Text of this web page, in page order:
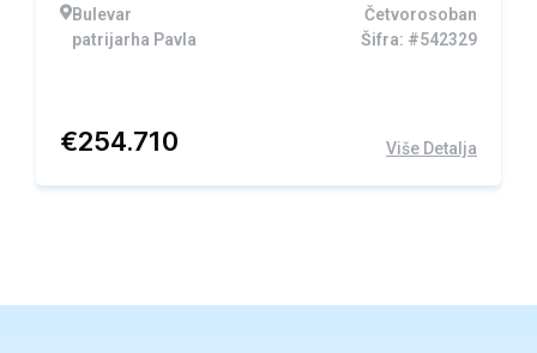
Bulevar
patrijarha Pavla
Četvorosoban
Šifra: #542329
€254.710 Više Detalja